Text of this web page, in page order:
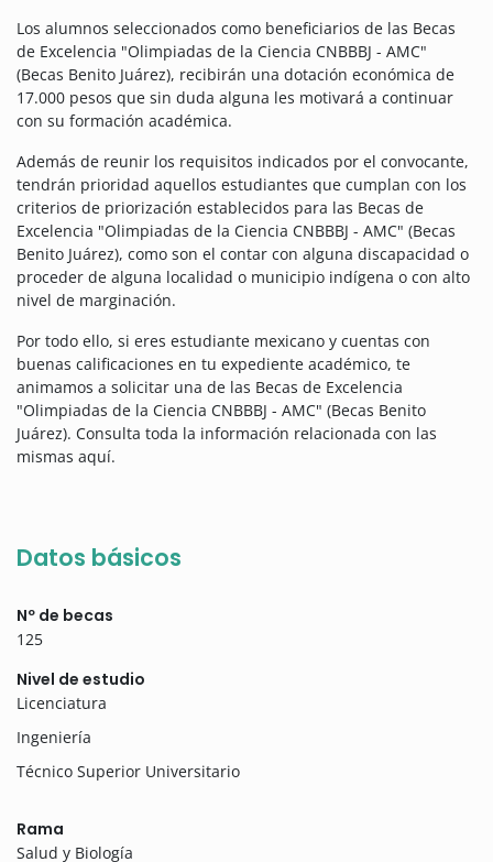
Los alumnos seleccionados como beneficiarios de las Becas
de Excelencia "Olimpiadas de la Ciencia CNBBBJ - AMC"
(Becas Benito Juárez), recibirán una dotación económica de
17.000 pesos que sin duda alguna les motivará a continuar
con su formación académica.
Además de reunir los requisitos indicados por el convocante,
tendrán prioridad aquellos estudiantes que cumplan con los
criterios de priorización establecidos para las Becas de
Excelencia "Olimpiadas de la Ciencia CNBBBJ - AMC" (Becas
Benito Juárez), como son el contar con alguna discapacidad o
proceder de alguna localidad o municipio indígena o con alto
nivel de marginación.
Por todo ello, si eres estudiante mexicano y cuentas con
buenas calificaciones en tu expediente académico, te
animamos a solicitar una de las Becas de Excelencia
"Olimpiadas de la Ciencia CNBBBJ - AMC" (Becas Benito
Juárez). Consulta toda la información relacionada con las
mismas aquí.
Datos básicos
Nº de becas
125
Nivel de estudio
Licenciatura
Ingeniería
Técnico Superior Universitario
Rama
Salud y Biología